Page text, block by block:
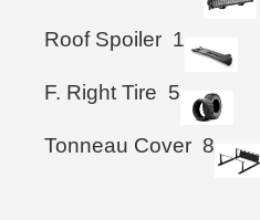
Roof Spoiler 1
F. Right Tire 5
Tonneau Cover 8